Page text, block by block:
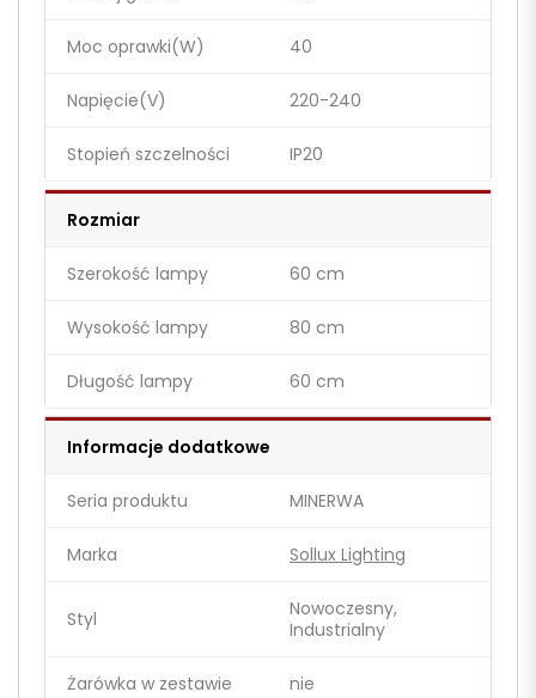
Moc oprawki(W) 40
Napięcie(V) 220-240
Stopień szczelności IP20
Rozmiar
Szerokość lampy 60 cm
Wysokość lampy 80 cm
Długość lampy 60 cm
Informacje dodatkowe
Seria produktu MINERWA
Marka Sollux Lighting
Styl
Nowoczesny,
Industrialny
Żarówka w zestawie nie